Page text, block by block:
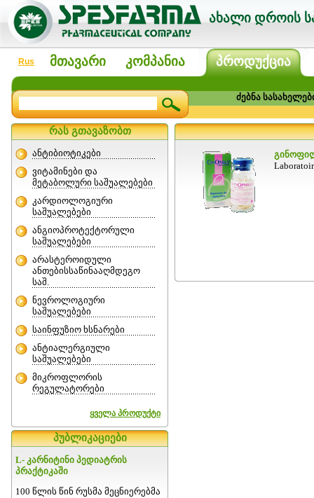
ახალი დროის
Rus მთავარი კომპანია პროდუქცია
ძებნა
რას გთავაზობთ
ანტიბიოტიკები
ვიტამინები და
მეტაბოლური საშუალებები
კარდიოლოგიური
საშუალებები
ანგიოპროტექტორული
საშუალებები
არასტეროიდული
ანთებისსაწინააღმდეგო
საშ.
ნევროლოგიური
საშუალებები
საინფუზიო ხსნარები
ანტიალერგიული
საშუალებები
მიკროფლორის
რეგულატორები
ყველა პროდუქტი
პუბლიკაციები
L- კარნიტინი პედიატრის
პრაქტიკაში
100 წლის წინ რუსმა მეცნიერებმა